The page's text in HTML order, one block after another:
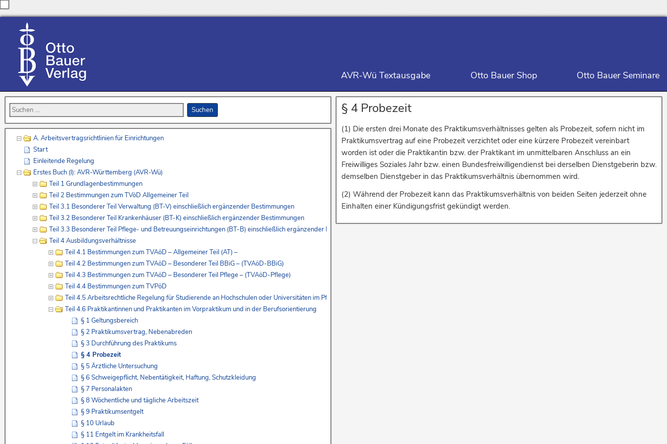
AVR-Wü Textausgabe Otto Bauer Shop Otto Bauer Seminare
§ 4 Probezeit
(1) Die ersten drei Monate des Praktikumsverhältnisses gelten als Probezeit, sofern nicht im
Praktikumsvertrag auf eine Probezeit verzichtet oder eine kürzere Probezeit vereinbart
worden ist oder die Praktikantin bzw. der Praktikant im unmittelbaren Anschluss an ein
Freiwilliges Soziales Jahr bzw. einen Bundesfreiwilligendienst bei derselben Dienstgeberin bzw.
demselben Dienstgeber in das Praktikumsverhältnis übernommen wird.
(2) Während der Probezeit kann das Praktikumsverhältnis von beiden Seiten jederzeit ohne
Einhalten einer Kündigungsfrist gekündigt werden.
A. Arbeitsvertragsrichtlinien für Einrichtungen
Start
Einleitende Regelung
Erstes Buch (I): AVR-Württemberg (AVR-Wü)
Teil 1 Grundlagenbestimmungen
Teil 2 Bestimmungen zum TVöD Allgemeiner Teil
Teil 3.1 Besonderer Teil Verwaltung (BT-V) einschließlich ergänzender Bestimmungen
Teil 3.2 Besonderer Teil Krankenhäuser (BT-K) einschließlich ergänzender Bestimmungen
Teil 3.3 Besonderer Teil Pflege- und Betreuungseinrichtungen (BT-B) einschließlich ergänzender Bestimmungen
Teil 4 Ausbildungsverhältnisse
Teil 4.1 Bestimmungen zum TVAöD – Allgemeiner Teil (AT) –
Teil 4.2 Bestimmungen zum TVAöD – Besonderer Teil BBiG – (TVAöD-BBiG)
Teil 4.3 Bestimmungen zum TVAöD – Besonderer Teil Pflege – (TVAöD-Pflege)
Teil 4.4 Bestimmungen zum TVPöD
Teil 4.5 Arbeitsrechtliche Regelung für Studierende an Hochschulen oder Universitäten im Pflichtpraktikum – ZRW 8 –
Teil 4.6 Praktikantinnen und Praktikanten im Vorpraktikum und in der Berufsorientierung
§ 1 Geltungsbereich
§ 2 Praktikumsvertrag, Nebenabreden
§ 3 Durchführung des Praktikums
§ 4 Probezeit
§ 5 Ärztliche Untersuchung
§ 6 Schweigepflicht, Nebentätigkeit, Haftung, Schutzkleidung
§ 7 Personalakten
§ 8 Wöchentliche und tägliche Arbeitszeit
§ 9 Praktikumsentgelt
§ 10 Urlaub
§ 11 Entgelt im Krankheitsfall